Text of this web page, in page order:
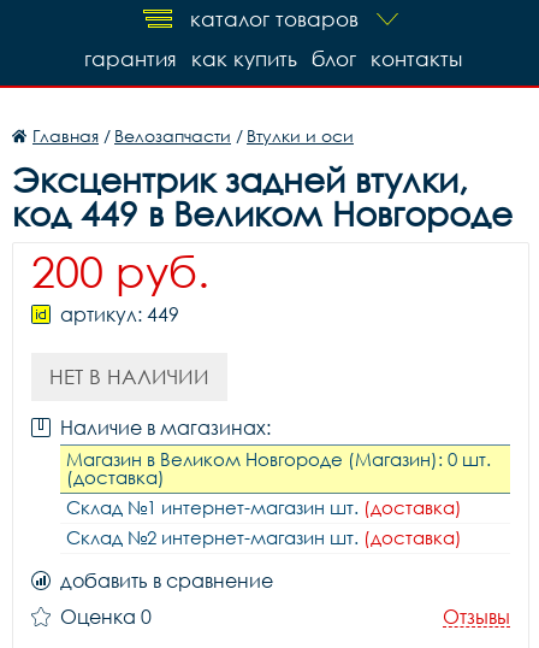
каталог товаров
контакты
блог
как купить
гарантия
Главная / Велозапчасти / Втулки и оси
Эксцентрик задней втулки,
код 449 в Великом Новгороде
200 руб.
артикул: 449
НЕТ В НАЛИЧИИ
Наличие в магазинах:
Магазин в Великом Новгороде (Магазин): 0 шт.
(доставка)
Склад №1 интернет-магазин шт. (доставка)
Склад №2 интернет-магазин шт. (доставка)
добавить в сравнение
Оценка 0
Отзывы